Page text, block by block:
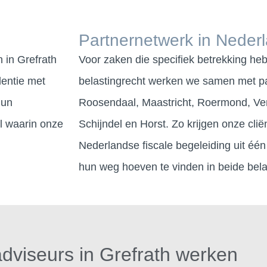
in Grefrath
met
waarin onze
Partnernetwerk in
Voor zaken die specifiek betrekking
belastingrecht werken we samen met
Roosendaal, Maastricht, Roermond,
Schijndel en Horst. Zo krijgen onze
Nederlandse fiscale begeleiding uit
hun weg hoeven te vinden in beide
in Grefrath werken